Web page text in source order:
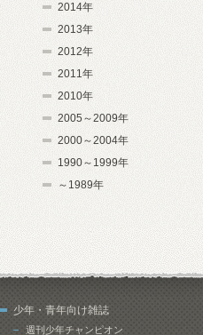
2014年
2013年
2012年
2011年
2010年
2005～2009年
2000～2004年
1990～1999年
～1989年
少年・青年向け雑誌
週刊少年チャンピオン